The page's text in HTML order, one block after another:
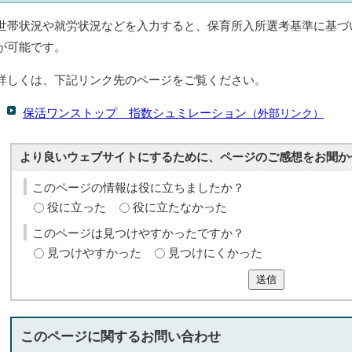
帯状況や就労状況などを入力すると、保育所入所選考基準に基
可能です。
しくは、下記リンク先のページをご覧ください。
保活ワンストップ 指数シュミレーション （外部リンク）
より良いウェブサイトにするために、ページのご感想をお聞
このページの情報は役に立ちましたか？
役に立った
役に立たなかった
このページは見つけやすかったですか？
見つけやすかった
見つけにくかった
送信
このページに関するお問い合わせ